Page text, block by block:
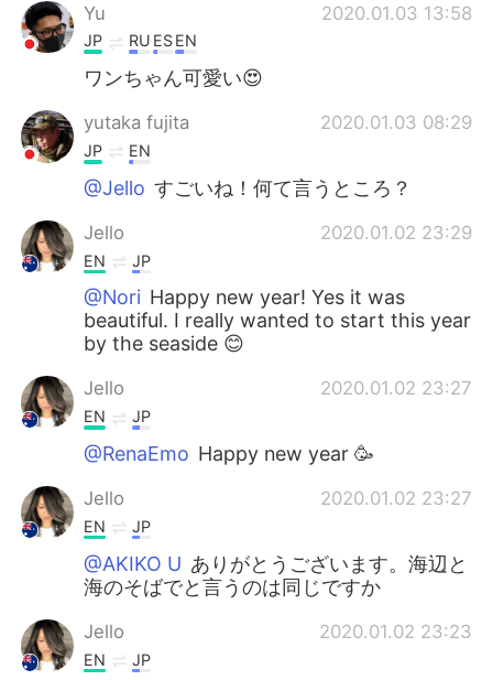
Português
Yu
2020.01.03 13:58
JP RU ESEN
ワンちゃん可愛い😍
yutaka fujita 2020.01.03 08:29
JP EN
@Jello すごいね！何て言うところ？
Jello 2020.01.02 23:29
EN JP
@Nori Happy new year! Yes it was
beautiful. I really wanted to start this year
by the seaside 😊
Jello 2020.01.02 23:27
EN JP
@RenaEmo Happy new year 🥳
Jello 2020.01.02 23:27
EN JP
@AKIKO U ありがとうございます。海辺と
海のそばでと言うのは同じですか
Jello 2020.01.02 23:23
EN JP